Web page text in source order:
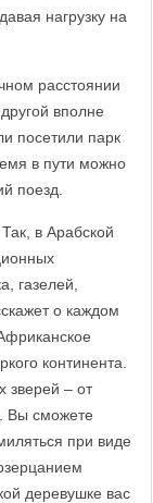
нагрузку на
расстоянии
вполне
посетили парк
в пути можно
поезд.
в Арабской
газелей,
о каждом
континента.
зверей – от
Вы сможете
при виде
деревушке вас